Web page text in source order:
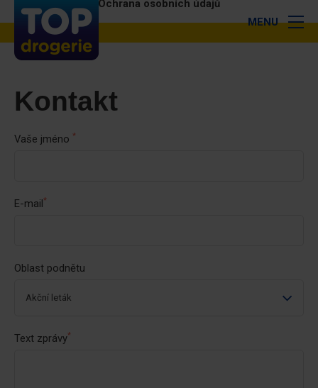
MENU
Ochrana osobních údajů
Kontakt
Vaše jméno *
E-mail*
Oblast podnětu
Akční leták
Text zprávy*